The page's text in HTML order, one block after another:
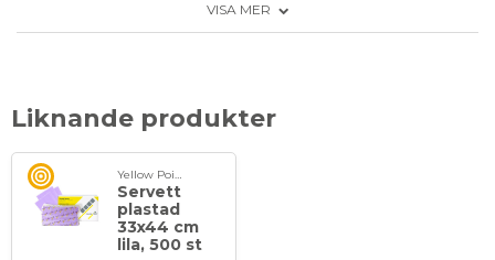
Förpackning: 500 st
VISA MER
Liknande produkter
Servett
plastad
33x44 cm
lila, 500 st